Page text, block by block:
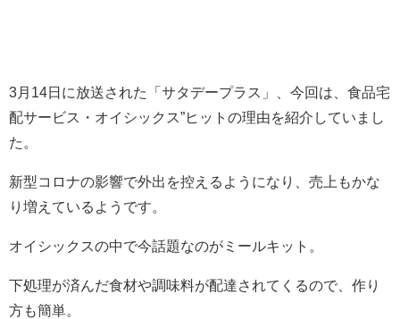
3月14日に放送された「サタデープラス」、今回は、食品宅
配サービス・オイシックス”ヒットの理由を紹介していまし
た。
新型コロナの影響で外出を控えるようになり、売上もかな
り増えているようです。
オイシックスの中で今話題なのがミールキット。
下処理が済んだ食材や調味料が配達されてくるので、作り
方も簡単。